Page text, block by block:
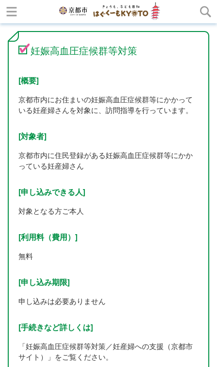
妊娠高血圧症候群等対策
[概要]
京都市内にお住まいの妊娠高血圧症候群等にかかって
いる妊産婦さんを対象に、訪問指導を行っています。
[対象者]
京都市内に住民登録がある妊娠高血圧症候群等にかか
っている妊産婦さん
[申し込みできる人]
対象となる方ご本人
[利用料（費用）]
無料
[申し込み期限]
申し込みは必要ありません
[手続きなど詳しくは]
「妊娠高血圧症候群等対策／妊産婦への支援（京都市
サイト）」をご覧ください。